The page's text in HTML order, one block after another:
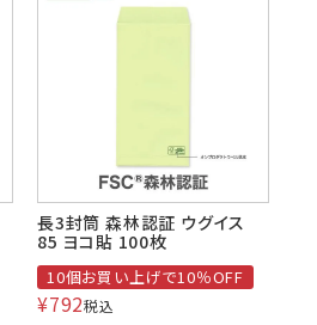
長3封筒 森林認証 ウグイス
85 ヨコ貼 100枚
10個お買い上げで10％OFF
¥792税込